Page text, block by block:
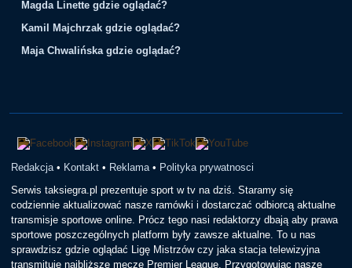
Magda Linette gdzie oglądać?
Kamil Majchrzak gdzie oglądać?
Maja Chwalińska gdzie oglądać?
Redakcja • Kontakt • Reklama • Polityka prywatnosci
Serwis taksiegra.pl prezentuje sport w tv na dziś. Staramy się
codziennie aktualizować nasze ramówki i dostarczać odbiorcą aktualne
transmisje sportowe online. Prócz tego nasi redaktorzy dbają aby prawa
sportowe poszczególnych platform były zawsze aktualne. To u nas
sprawdzisz gdzie oglądać Ligę Mistrzów czy jaka stacja telewizyjna
transmituje najbliższe mecze Premier League. Przygotowując nasze